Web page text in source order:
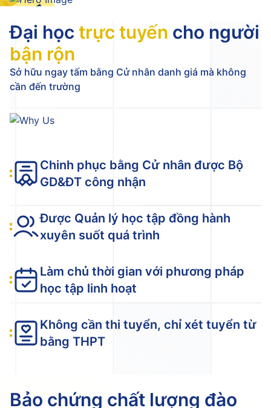
Đại học trực tuyến cho người
bận rộn
Sở hữu ngay tấm bằng Cử nhân danh giá mà không
cần đến trường
Chinh phục bằng Cử nhân được Bộ
GD&ĐT công nhận
Được Quản lý học tập đồng hành
xuyên suốt quá trình
Làm chủ thời gian với phương pháp
học tập linh hoạt
Không cần thi tuyển, chỉ xét tuyển từ
bằng THPT
Bảo chứng chất lượng đào